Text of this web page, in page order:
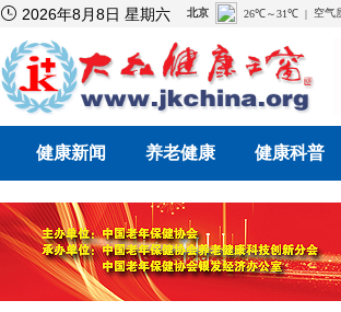
 2026年8月8日 星期六
健康新闻 养老健康 健康科普